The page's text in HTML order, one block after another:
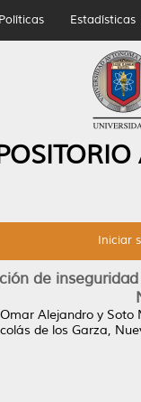
Políticas Estadísticas
Iniciar
de
Alejandro y Soto
de los Garza,